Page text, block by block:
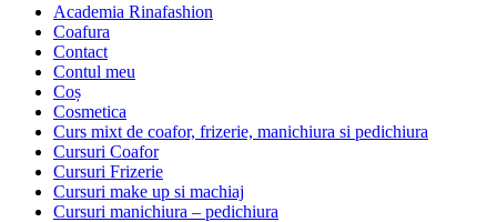
Academia Rinafashion
Coafura
Contact
Contul meu
Coș
Cosmetica
Curs mixt de coafor, frizerie, manichiura si pedichiura
Cursuri Coafor
Cursuri Frizerie
Cursuri make up si machiaj
Cursuri manichiura – pedichiura